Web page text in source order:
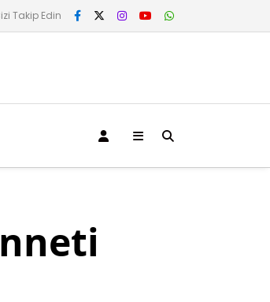
Takip Edin